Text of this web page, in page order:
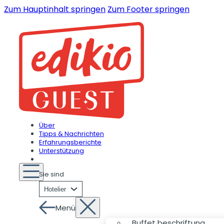
Zum Hauptinhalt springen Zum Footer springen
Über
Tipps & Nachrichten
Erfahrungsberichte
Unterstützung
Sie sind
Hotelier
Menü